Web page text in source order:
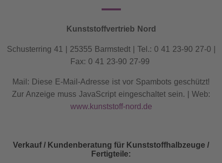
Kunststoffvertrieb Nord
Schusterring 41 | 25355 Barmstedt | Tel.: 0 41 23-90 27-0 |
Fax: 0 41 23-90 27-99
Mail: Diese E-Mail-Adresse ist vor Spambots geschützt!
Zur Anzeige muss JavaScript eingeschaltet sein. | Web:
www.kunststoff-nord.de
Verkauf / Kundenberatung für Kunststoffhalbzeuge /
Fertigteile: